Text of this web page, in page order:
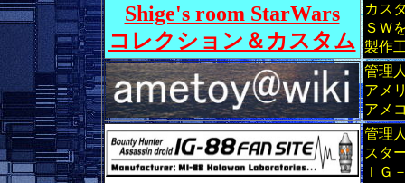
Shige's room StarWars
コレクション＆カスタム
カス
ＳＷ
製作
管理
アメ
アメ
管理
スタ
ＩＧ